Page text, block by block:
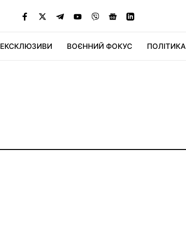
ЕКСКЛЮЗИВИ ВОЄННИЙ ФОКУС ПОЛІТИКА